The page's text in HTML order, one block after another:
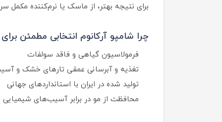
برای نتیجه بهتر، از ماسک یا نرم‌کننده مکمل
چرا شامپو آرکانوم انتخابی مطمئن
فرمولاسیون گیاهی و فاقد سولفات
تغذیه و آبرسانی عمقی تارهای خشک و
تولید شده در ایران با استانداردهای جهانی
محافظت از مو در برابر آسیب‌های